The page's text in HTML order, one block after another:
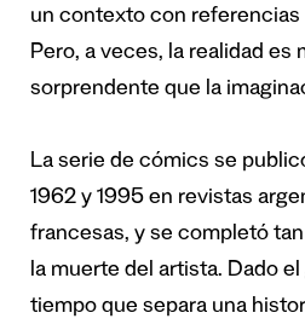
un contexto con
Pero, a veces, la realidad es
sorprendente que la
La serie de cómics se
1962 y 1995 en revistas
francesas, y se completó
la muerte del artista. Dado
tiempo que separa una